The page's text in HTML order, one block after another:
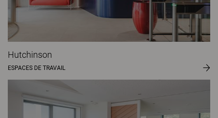
Hutchinson
ESPACES DE TRAVAIL